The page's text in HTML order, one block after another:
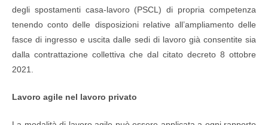
degli spostamenti casa-lavoro (PSCL) di propria competenza
tenendo conto delle disposizioni relative all’ampliamento delle
fasce di ingresso e uscita dalle sedi di lavoro già consentite sia
dalla contrattazione collettiva che dal citato decreto 8 ottobre
2021.
Lavoro agile nel lavoro privato